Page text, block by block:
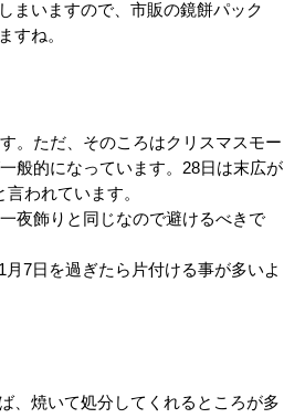
まいますので、市販の鏡餅パック
すね。
。ただ、そのころはクリスマスモー
般的になっています。28日は末広が
われています。
夜飾りと同じなので避けるべきで
7日を過ぎたら片付ける事が多いよ
、焼いて処分してくれるところが多